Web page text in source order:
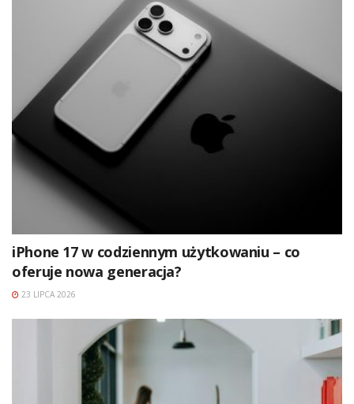
iPhone 17 w codziennym użytkowaniu – co
oferuje nowa generacja?
23 LIPCA 2026